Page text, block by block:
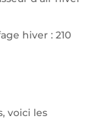
hiver : 210
voici les